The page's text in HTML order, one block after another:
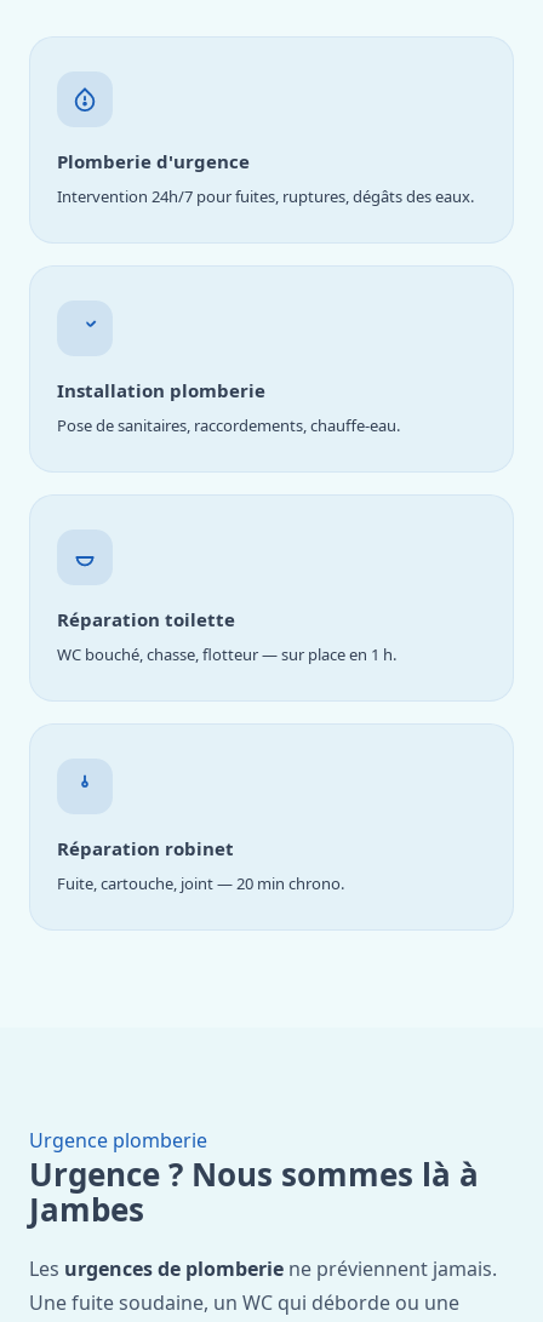
Plomberie d'urgence
Intervention 24h/7 pour fuites, ruptures, dégâts des eaux.
Installation plomberie
Pose de sanitaires, raccordements, chauffe-eau.
Réparation toilette
WC bouché, chasse, flotteur — sur place en 1 h.
Réparation robinet
Fuite, cartouche, joint — 20 min chrono.
Urgence plomberie
Urgence ? Nous sommes là à
Jambes
Les urgences de plomberie ne préviennent jamais.
Une fuite soudaine, un WC qui déborde ou une